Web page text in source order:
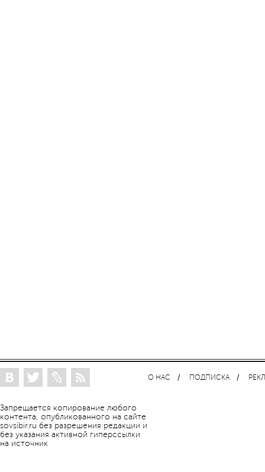
Запрещается копирование любого
контента, опубликованного на сайте
sovsibir.ru без разрешения редакции и
без указания активной гиперссылки
на источник
О НАС ПОДПИСКА